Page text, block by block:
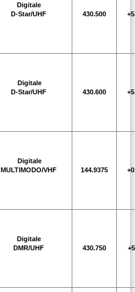
Digitale
D-Star/UHF
430.500
Digitale
D-Star/UHF
430.600
Digitale
MULTIMODO/VHF
144.9375
Digitale
DMR/UHF
430.750